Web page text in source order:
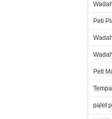
Peti
Peti
palet